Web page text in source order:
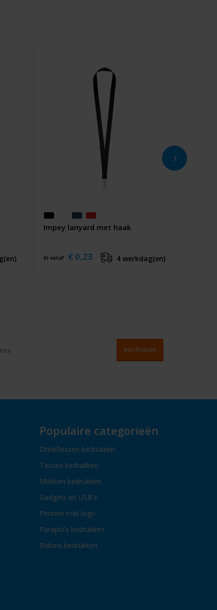
Impey lanyard met haak
Al vanaf € 0,23 4 werkdag(en)
Populaire categorieën
Drinkflessen bedrukken
Tassen bedrukken
Mokken bedrukken
Gadgets en USB's
Pennen met logo
Paraplu's bedrukken
Bidons bedrukken